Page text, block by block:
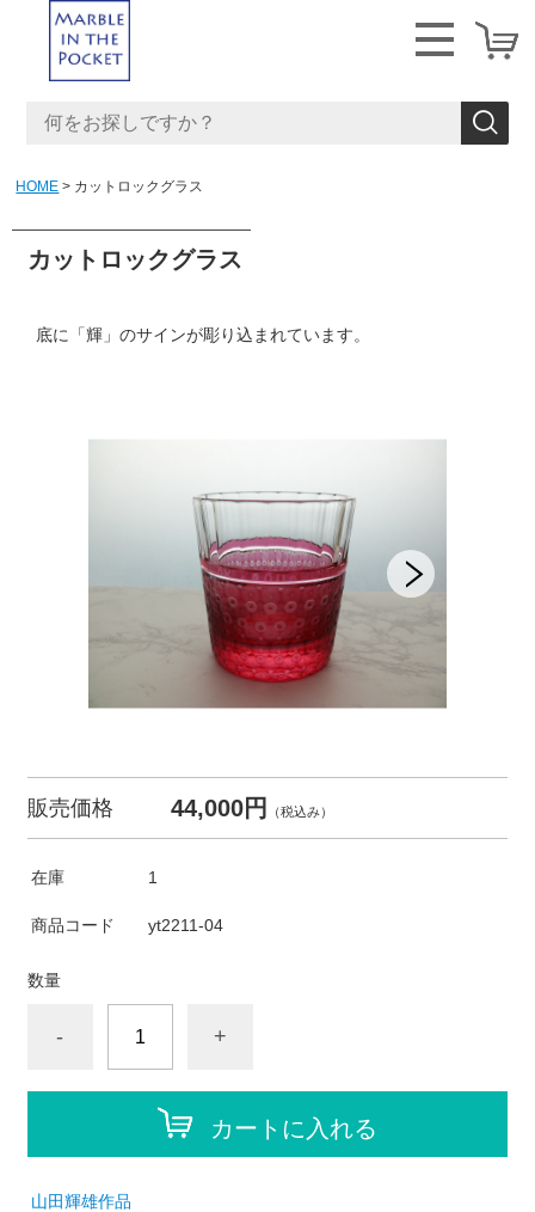
HOME カットロックグラス
カットロックグラス
底に「輝」のサインが彫り込まれています。
販売価格 44,000円 （税込み）
在庫 1
商品コード yt2211-04
数量
- +
カートに入れる
山田輝雄作品